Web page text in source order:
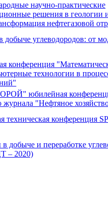
научно-практические
решения в геологии и
нефтегазовой
углеводородов: от
конференция
технологии в
юбилейная
"Нефтяное
техническая конференция
добыче и переработке
– 2020)